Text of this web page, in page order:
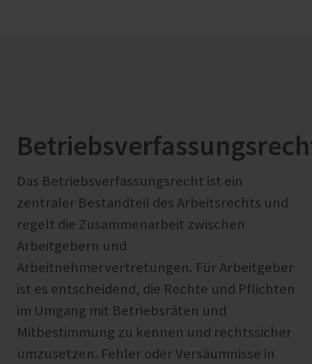
Das Betriebsverfassungsrecht ist ein
zentraler Bestandteil des Arbeitsrechts und
regelt die Zusammenarbeit zwischen
Arbeitgebern und
Arbeitnehmervertretungen. Für Arbeitgeber
ist es entscheidend, die Rechte und Pflichten
im Umgang mit Betriebsräten und
Mitbestimmung zu kennen und rechtssicher
umzusetzen. Fehler oder Versäumnisse in